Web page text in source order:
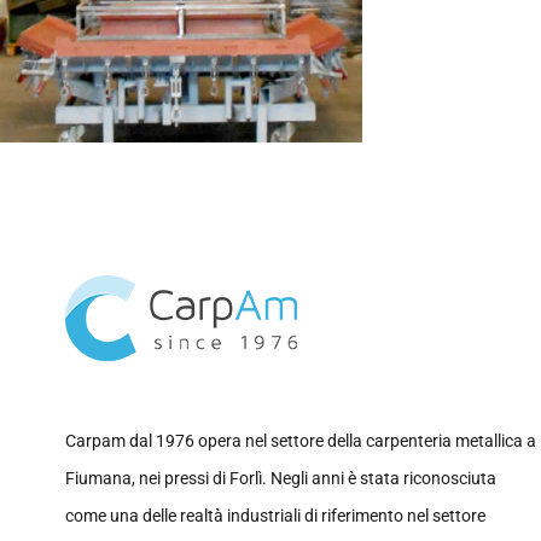
Carpam dal 1976 opera nel settore della carpenteria metallica a
Fiumana, nei pressi di Forlì. Negli anni è stata riconosciuta
come una delle realtà industriali di riferimento nel settore